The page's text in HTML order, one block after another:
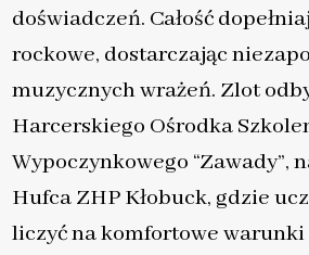
doświadczeń. Całość
rockowe, dostarczając
muzycznych wrażeń. Zlot
Harcerskiego Ośrodka
Wypoczynkowego “Zawady”,
Hufca ZHP Kłobuck, gdzie
liczyć na komfortowe